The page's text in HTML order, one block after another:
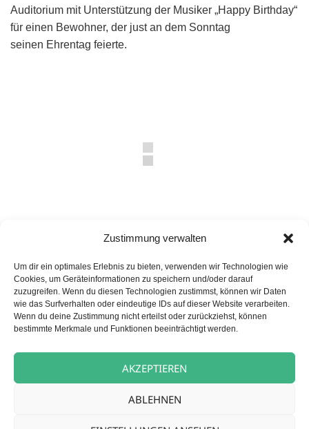
Zustimmung verwalten
Um dir ein optimales Erlebnis zu bieten, verwenden wir Technologien wie
Cookies, um Geräteinformationen zu speichern und/oder darauf
zuzugreifen. Wenn du diesen Technologien zustimmst, können wir Daten
wie das Surfverhalten oder eindeutige IDs auf dieser Website verarbeiten.
Wenn du deine Zustimmung nicht erteilst oder zurückziehst, können
bestimmte Merkmale und Funktionen beeinträchtigt werden.
AKZEPTIEREN
ABLEHNEN
Auditorium mit Unterstützung der Musiker „Happy Birthday“
für einen Bewohner, der just an dem Sonntag
seinen Ehrentag feierte.
Veröffentlicht
am
8. Mai 2025 Autor
carpe diem News Kategorien
Rheda
Beitragsnavigation
Museumsausflug der Kurzzeitpflege